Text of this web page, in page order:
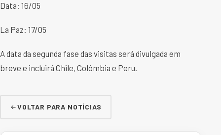
Data: 16/05
La Paz: 17/05
A data da segunda fase das visitas será divulgada em
breve e incluirá Chile, Colômbia e Peru.
VOLTAR PARA NOTÍCIAS